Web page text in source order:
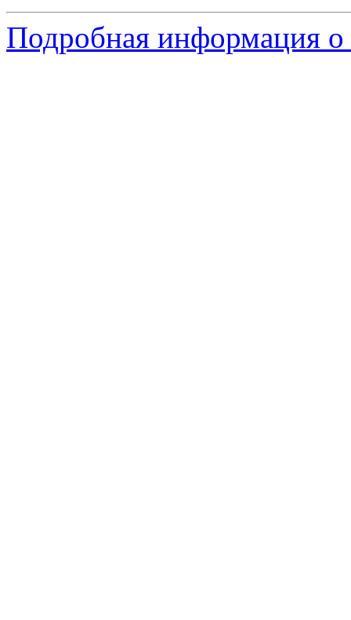
Подробная информация о